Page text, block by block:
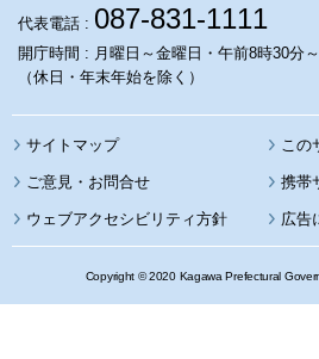
代表電話 : 087-831-1111
開庁時間 : 月曜日～金曜日・午前8時30分
（休日・年末年始を除く）
サイトマップ この
携帯
ウェブアクセシビリティ方針 広告
Copyright © 2020 Kagawa Prefectural